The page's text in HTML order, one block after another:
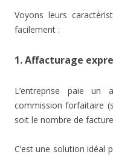
Voyons leurs
facilement :
1. Affacturage
L’entreprise paie un
commission forfaitaire
soit le nombre de
C’est une solution idéal